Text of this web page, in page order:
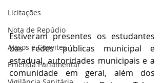
Licitações
Nota de Repúdio
Avisos e Convites
Emenda Parlamentar
Estiveram presentes os estudantes
das redes públicas municipal e
estadual, autoridades municipais e a
comunidade em geral, além dos